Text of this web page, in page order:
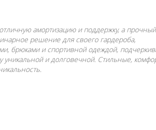
амортизацию и поддержку, а прочный
решение для своего гардероба,
брюками и спортивной одеждой,
уникальной и долговечной. Стильные,